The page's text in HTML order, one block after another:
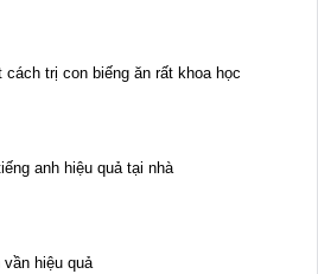
cách trị con biếng ăn rất khoa học
anh hiệu quả tại nhà
vần hiệu quả